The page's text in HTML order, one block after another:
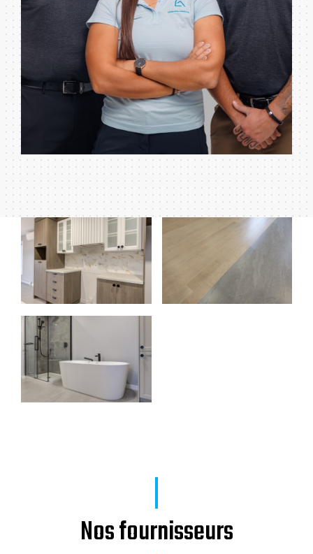
Nos fournisseurs